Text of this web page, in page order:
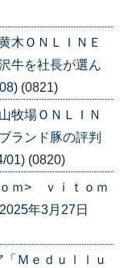
木ＯＮＬＩＮＥ
牛を社長が選ん
(0821)
牧場ＯＮＬＩＮ
ランド豚の評判
01) (0820)
ｍ> ｖｉｔｏｍ
年3月27日
Ｍｅｄｕｌｌｕ